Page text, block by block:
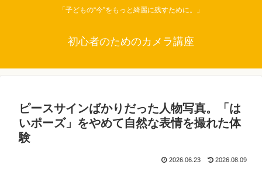
「子どもの“今”をもっと綺麗に残すために。」
初心者のためのカメラ講座
ピースサインばかりだった人物写真。「は
いポーズ」をやめて自然な表情を撮れた体
験
2026.06.23 2026.08.09